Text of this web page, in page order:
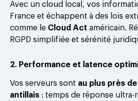
Avec un cloud local, vos
France et échappent à des lois
comme le Cloud Act américain.
RGPD simplifiée et sérénité
2. Performance et latence
Vos serveurs sont au plus près
antillais : temps de réponse